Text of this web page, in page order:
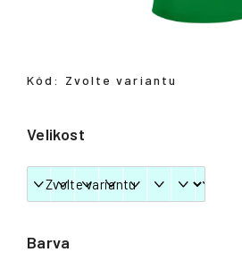
Barva
Velikost
Kód: Zvolte variantu